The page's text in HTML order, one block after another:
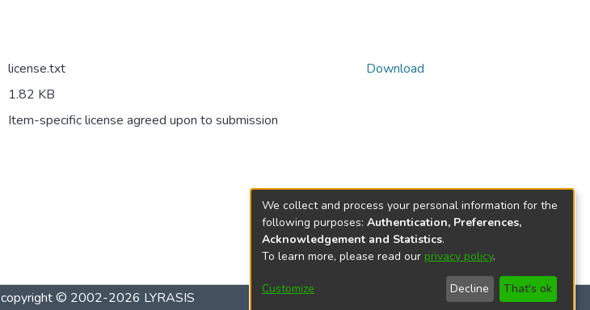
license.txt
1.82 KB
Item-specific license agreed upon to submission
Download
copyright © 2002-2026 LYRASIS
We collect and process your personal information for the
following purposes: Authentication, Preferences,
Acknowledgement and Statistics.
To learn more, please read our privacy policy.
Customize Decline That's ok